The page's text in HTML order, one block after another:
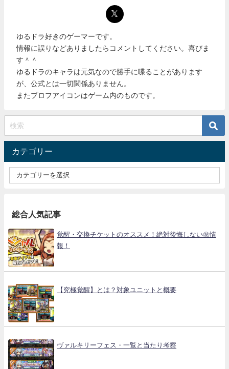
ゆるドラ好きのゲーマーです。
情報に誤りなどありましたらコメントしてください。喜びま
す＾＾
ゆるドラのキャラは元気なので勝手に喋ることがあります
が、公式とは一切関係ありません。
またプロフアイコンはゲーム内のものです。
カテゴリー
総合人気記事
覚醒・交換チケットのオススメ！絶対後悔しない㊙情
報！
【究極覚醒】とは？対象ユニットと概要
ヴァルキリーフェス・一覧と当たり考察